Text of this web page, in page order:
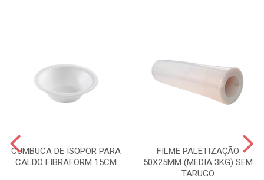
CUMBUCA DE ISOPOR PARA
CALDO FIBRAFORM 15CM
FILME PALETIZAÇÃO
50X25MM (MEDIA 3KG) SEM
TARUGO